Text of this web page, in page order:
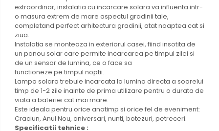
extraordinar, instalatia cu incarcare solara va influenta intr-
o masura extrem de mare aspectul gradinii tale,
completand perfect arhitectura gradinii, atat noaptea cat si
ziua.
Instalatia se monteaza in exteriorul casei, fiind insotita de
un panou solar care permite incarcarea pe timpul zilei si
de un sensor de lumina, ce o face sa
functioneze pe timpul noptii.
Lampa solara trebuie incarcata la lumina directa a soarelui
timp de 1-2 zile inainte de prima utilizare pentru o durata de
viata a bateriei cat mai mare.
Este ideala pentru orice anotimp si orice fel de eveniment:
Craciun, Anul Nou, aniversari, nunti, botezuri, petreceri.
Specificatii tehnice :